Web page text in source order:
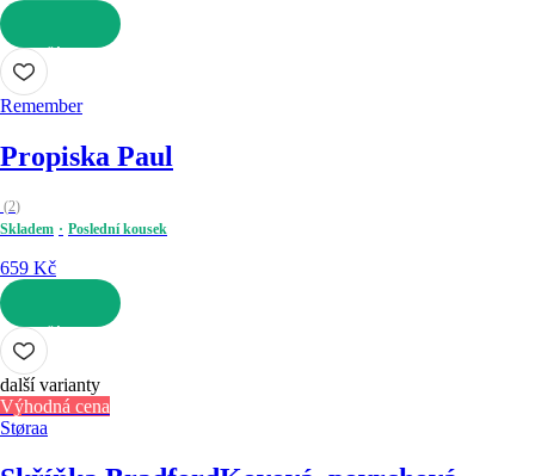
DO KOŠÍKU
Remember
Propiska Paul
(2)
Skladem
Poslední kousek
659 Kč
DO KOŠÍKU
další varianty
Výhodná cena
Støraa